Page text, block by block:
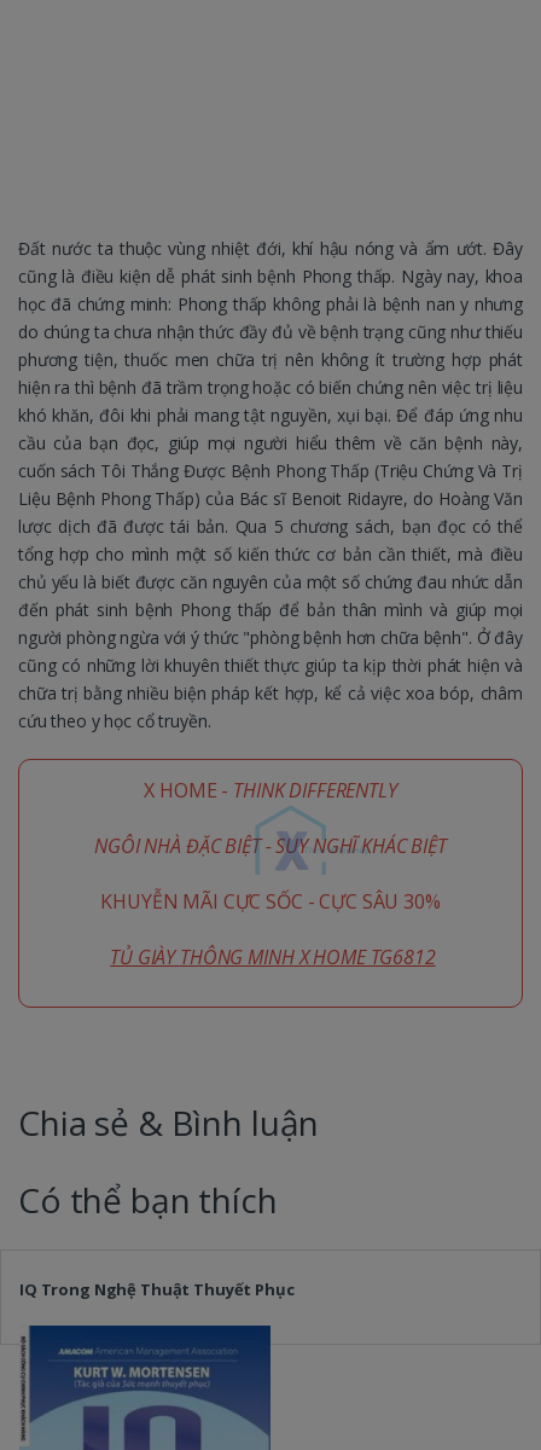
Đất nước ta thuộc vùng nhiệt đới, khí hậu nóng và ẩm ướt. Đây
cũng là điều kiện dễ phát sinh bệnh Phong thấp. Ngày nay, khoa
học đã chứng minh: Phong thấp không phải là bệnh nan y nhưng
do chúng ta chưa nhận thức đầy đủ về bệnh trạng cũng như thiếu
phương tiện, thuốc men chữa trị nên không ít trường hợp phát
hiện ra thì bệnh đã trầm trọng hoặc có biến chứng nên việc trị liệu
khó khăn, đôi khi phải mang tật nguyền, xụi bại. Để đáp ứng nhu
cầu của bạn đọc, giúp mọi người hiểu thêm về căn bệnh này,
cuốn sách Tôi Thắng Được Bệnh Phong Thấp (Triệu Chứng Và Trị
Liệu Bệnh Phong Thấp) của Bác sĩ Benoit Ridayre, do Hoàng Văn
lược dịch đã được tái bản. Qua 5 chương sách, bạn đọc có thể
tổng hợp cho mình một số kiến thức cơ bản cần thiết, mà điều
chủ yếu là biết được căn nguyên của một số chứng đau nhức dẫn
đến phát sinh bệnh Phong thấp để bản thân mình và giúp mọi
người phòng ngừa với ý thức "phòng bệnh hơn chữa bệnh". Ở đây
cũng có những lời khuyên thiết thực giúp ta kịp thời phát hiện và
chữa trị bằng nhiều biện pháp kết hợp, kể cả việc xoa bóp, châm
cứu theo y học cổ truyền.
X HOME - THINK DIFFERENTLY
NGÔI NHÀ ĐẶC BIỆT - SUY NGHĨ KHÁC BIỆT
KHUYỄN MÃI CỰC SỐC - CỰC SÂU 30%
TỦ GIÀY THÔNG MINH X HOME TG6812
Chia sẻ & Bình luận
Có thể bạn thích
IQ Trong Nghệ Thuật Thuyết Phục